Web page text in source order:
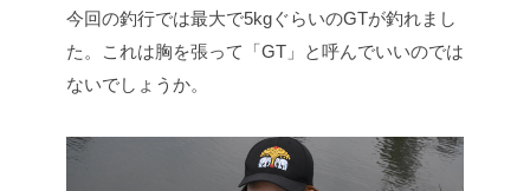
今回の釣行では最大で5kgぐらいのGTが釣れまし
た。これは胸を張って「GT」と呼んでいいのでは
ないでしょうか。